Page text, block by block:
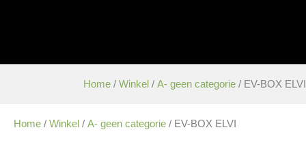
Home / Winkel / A- geen categorie / EV-BOX ELVI
Home / Winkel / A- geen categorie / EV-BOX ELVI